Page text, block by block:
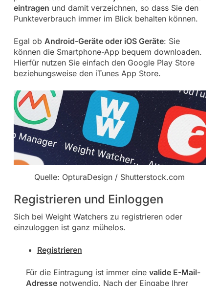
eintragen und damit verzeichnen, so dass Sie den
Punkteverbrauch immer im Blick behalten können.
Egal ob Android-Geräte oder iOS Geräte: Sie
können die Smartphone-App bequem downloaden.
Hierfür nutzen Sie einfach den Google Play Store
beziehungsweise den iTunes App Store.
Quelle: OpturaDesign / Shutterstock.com
Registrieren und Einloggen
Sich bei Weight Watchers zu registrieren oder
einzuloggen ist ganz mühelos.
Registrieren
Für die Eintragung ist immer eine valide E-Mail-
Adressenotwendig. Nach der Eingabe Ihrer